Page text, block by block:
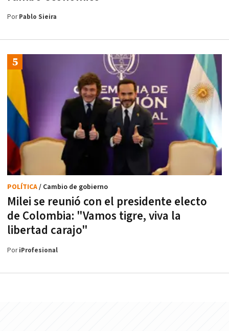
PorPablo Sieira
Milei se reunió con el presidente electo
de Colombia: "Vamos tigre, viva la
libertad carajo"
POLÍTICA/ Cambio de gobierno
PoriProfesional